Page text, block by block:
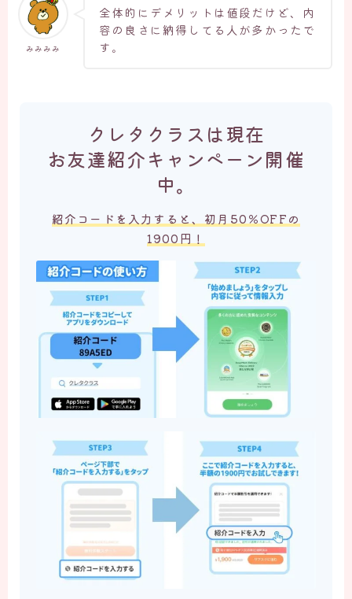
みみみみ
全体的にデメリットは値段だけど、内
容の良さに納得してる人が多かったで
す。
クレタクラスは現在
お友達紹介キャンペーン開催
中。
紹介コードを入力すると、初月50％OFFの
1900円！